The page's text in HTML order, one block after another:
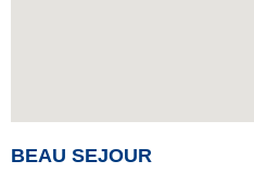
BEAU SEJOUR